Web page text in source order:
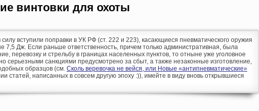
винтовки для охоты
силу вступили поправки в УК РФ (ст. 222 и 223), касающиеся пневматического оружия
7,5 Дж. Если раньше ответственность, причем только административная, была
перевозку и стрельбу в границах населенных пунктов, то отныне уже уголовное
серьезными санкциями предусмотрено за сбыт, а также незаконные изготовление,
образцов (см. Сколь веревочка не вейся, или Новые «антипневматические»
статей, написанных в совсем другую эпоху :)), имейте в виду вновь открывшиеся